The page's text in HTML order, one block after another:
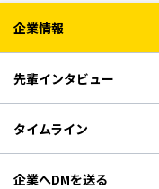
企業情報
先輩インタビュー
タイムライン
企業へDMを送る